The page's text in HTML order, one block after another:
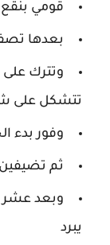
قومي بنقع
بعدها
وتترك على
تتشكل على
وفور بدء
ثم
وبعد عشر
يبرد